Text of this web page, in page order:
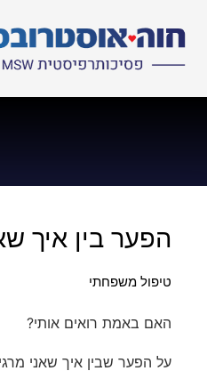
הפער בין איך
טיפול משפחתי
האם באמת רואים אותי?
על הפער שבין איך שאני